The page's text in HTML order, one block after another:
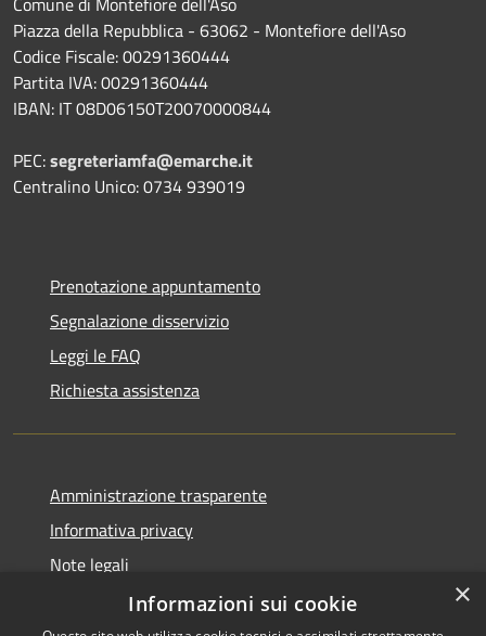
Piazza della Repubblica - 63062 - Montefiore dell'Aso
Codice Fiscale: 00291360444
Partita IVA: 00291360444
IBAN: IT 08D06150T20070000844
PEC:segreteriamfa@emarche.it
Centralino Unico: 0734 939019
Prenotazione appuntamento
Segnalazione disservizio
Leggi le FAQ
Richiesta assistenza
Amministrazione trasparente
Informativa privacy
Note legali
Dichiarazione di accessibilità
×
Informazioni sui cookie